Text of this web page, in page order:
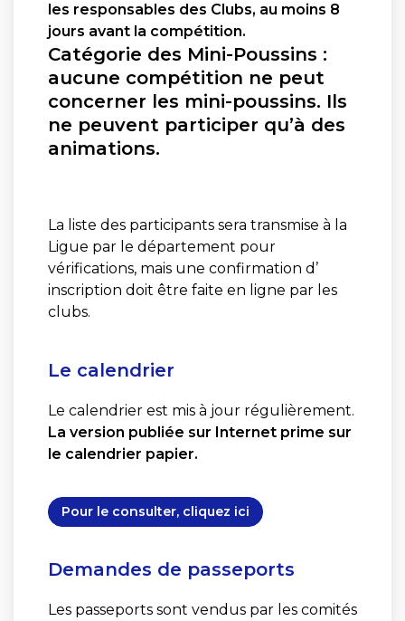
les responsables des Clubs, au moins 8
jours avant la compétition.
Catégorie des Mini-Poussins :
aucune compétition ne peut
concerner les mini-poussins. Ils
ne peuvent participer qu’à des
animations.
La liste des participants sera transmise à la
Ligue par le département pour
vérifications, mais une confirmation d’
inscription doit être faite en ligne par les
clubs.
Le calendrier
Le calendrier est mis à jour régulièrement.
La version publiée sur Internet prime sur
le calendrier papier.
Pour le consulter, cliquez ici
Demandes de passeports
Les passeports sont vendus par les comités